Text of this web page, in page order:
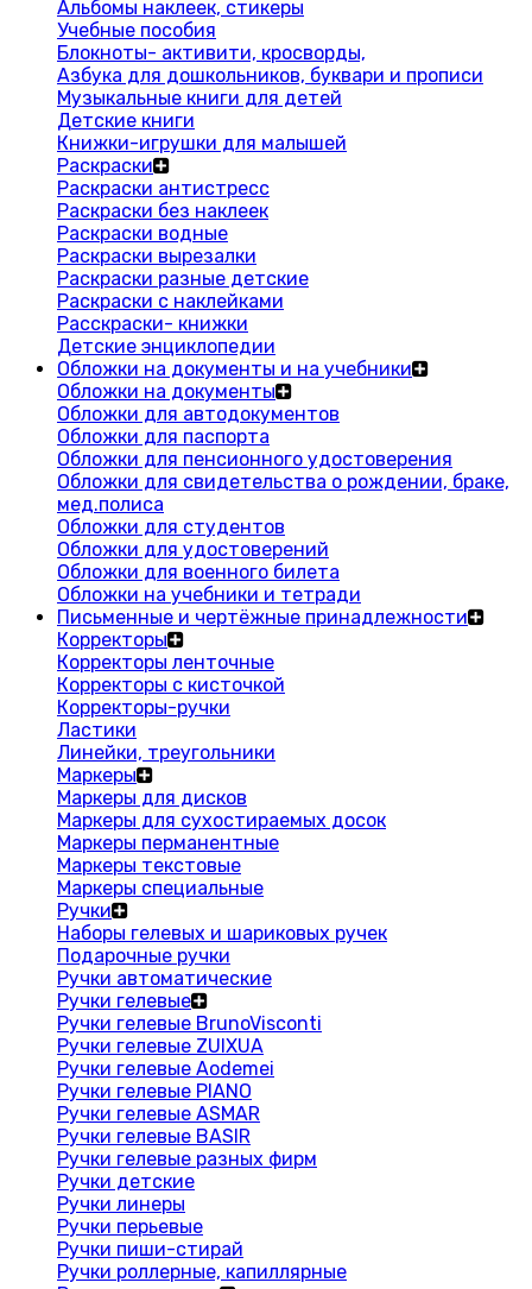
Альбомы наклеек, стикеры
Учебные пособия
Блокноты- активити, кросворды,
Азбука для дошкольников, буквари и прописи
Музыкальные книги для детей
Детские книги
Книжки-игрушки для малышей
Раскраски
Раскраски антистресс
Раскраски без наклеек
Раскраски водные
Раскраски вырезалки
Раскраски разные детские
Раскраски с наклейками
Расскраски- книжки
Детские энциклопедии
Обложки на документы и на учебники
Обложки на документы
Обложки для автодокументов
Обложки для паспорта
Обложки для пенсионного удостоверения
Обложки для свидетельства о рождении, браке,
мед.полиса
Обложки для студентов
Обложки для удостоверений
Обложки для военного билета
Обложки на учебники и тетради
Письменные и чертёжные принадлежности
Корректоры
Корректоры ленточные
Корректоры с кисточкой
Корректоры-ручки
Ластики
Линейки, треугольники
Маркеры
Маркеры для дисков
Маркеры для сухостираемых досок
Маркеры перманентные
Маркеры текстовые
Маркеры специальные
Ручки
Наборы гелевых и шариковых ручек
Подарочные ручки
Ручки автоматические
Ручки гелевые
Ручки гелевые BrunoVisconti
Ручки гелевые ZUIXUA
Ручки гелевые Aodemei
Ручки гелевые PIANO
Ручки гелевые ASMAR
Ручки гелевые BASIR
Ручки гелевые разных фирм
Ручки детские
Ручки линеры
Ручки перьевые
Ручки пиши-стирай
Ручки роллерные, капиллярные